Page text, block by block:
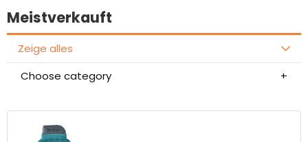
Meistverkauft
Zeige alles
Choose category